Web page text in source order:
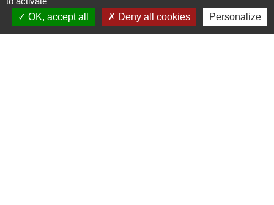
OK, accept all
Deny all cookies Personalize